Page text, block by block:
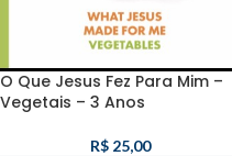
O Que Jesus Fez Para Mim –
Vegetais – 3 Anos
R$ 25,00